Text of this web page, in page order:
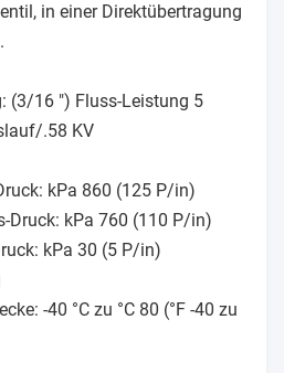
in einer Direktübertragung
(3/16 ") Fluss-Leistung 5
.58 KV
kPa 860 (125 P/in)
Druck: kPa 760 (110 P/in)
kPa 30 (5 P/in)
-40 °C zu °C 80 (°F -40 zu